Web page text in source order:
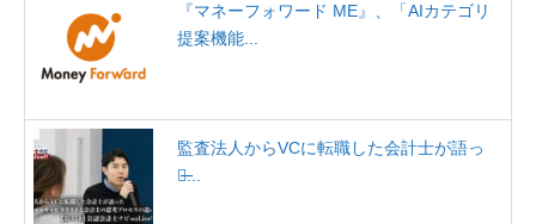
『マネーフォワード ME』、「AIカテゴリ
提案機能...
監査法人からVCに転職した会計士が語っ
た̶...